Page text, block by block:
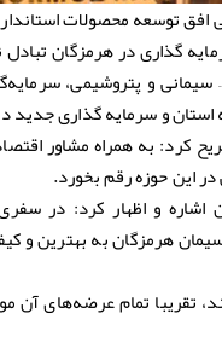
توسعه محصولات
گذاری در هرمزگان
و پتروشیمی،
و سرمایه گذاری جدید
به همراه مشاور
این حوزه رقم بخورد.
و اظهار کرد: در
هرمزگان به بهترین و
تقریبا تمام عرضه‌های آن